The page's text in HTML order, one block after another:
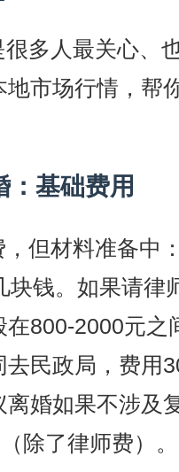
多人最关心、
市场行情，帮
：基础费用
但材料准备中
块钱。如果请律
800-2000元之
民政局，费用
婚如果不涉及
除了律师费）。